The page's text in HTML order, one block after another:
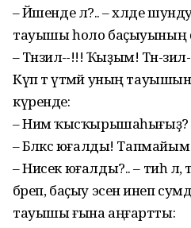
– Йәшенде лә?.. – хәлде
тауышы һоло баҫыуының
– Тәнзилә-ә-ә!!! Ҡыҙым! Тән-зил-
Күп тә үтмәй уның
күренде:
– Нимә ҡысҡырышаһығыҙ?
– Бәләкәс юғалды!
– Нисек юғалды?.. – тиһә
бәреп, баҫыу эсенә инеп
тауышы ғына аңғартты: